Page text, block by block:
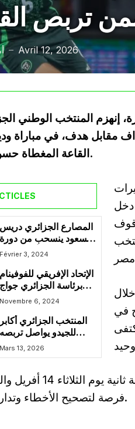
تربص
— Avril 12, 2026
إنهزم المنتخب الوطني
مقابل هدف، في مباراة
القاعة المغطاة حسن مصطفى.
المصارع الجزائري دريس
مسعود ينسحب من دورة
“غراند سلام” لأسباب غير
الجزائرين يتعرفون على
منافسيهم
Février 3, 2024
الإتحاد الإفريقي للفوفينام
برئاسة الجزائري جواج
يعتمد الإنجليزية لغة
Novembre 6, 2024
المنتخب الجزائري أكابر
للجيدو يواصل تربصه
التحضيري في التشيك
Mars 13, 2026
دخل
في
ومن المنتظر أن يتجدد الموعد بين
فرصة لتصحيح الأخطاء وتدارك النقائص.